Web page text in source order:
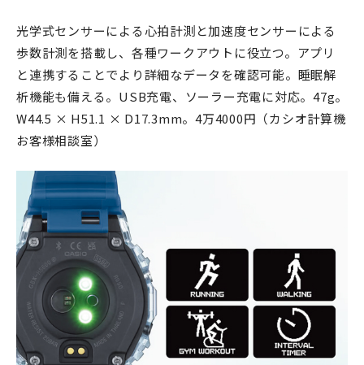
光学式センサーによる心拍計測と加速度センサーによる
歩数計測を搭載し、各種ワークアウトに役立つ。アプリ
と連携することでより詳細なデータを確認可能。睡眠解
析機能も備える。USB充電、ソーラー充電に対応。47g。
W44.5 × H51.1 × D17.3mm。4万4000円（カシオ計算機
お客様相談室）